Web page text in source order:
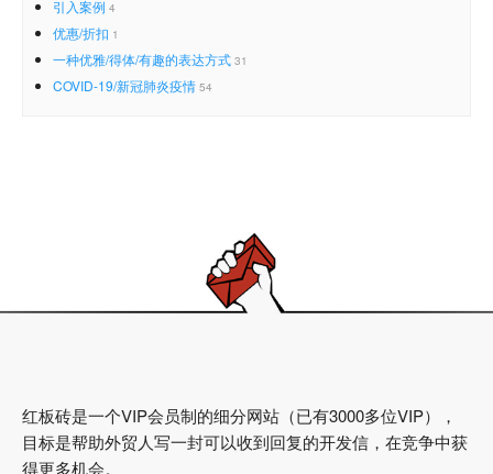
引入案例 4
优惠/折扣 1
一种优雅/得体/有趣的表达方式 31
COVID-19/新冠肺炎疫情 54
红板砖是一个VIP会员制的细分网站（已有3000多位VIP），
目标是帮助外贸人写一封可以收到回复的开发信，在竞争中获
得更多机会。